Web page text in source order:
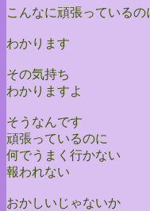
こんなに頑張っているの
わかります
その気持ち
わかりますよ
そうなんです
頑張っているのに
何でうまく行かない
報われない
おかしいじゃないか